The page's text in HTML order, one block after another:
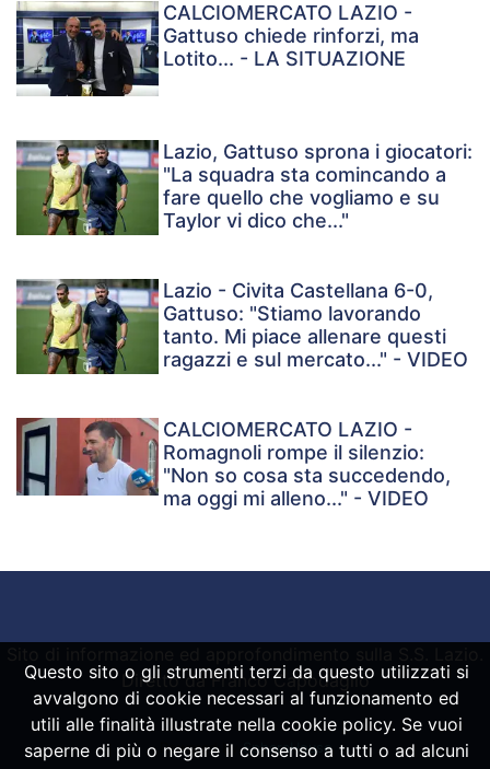
CALCIOMERCATO LAZIO -
Gattuso chiede rinforzi, ma
Lotito... - LA SITUAZIONE
Lazio, Gattuso sprona i giocatori:
"La squadra sta comincando a
fare quello che vogliamo e su
Taylor vi dico che..."
Lazio - Civita Castellana 6-0,
Gattuso: "Stiamo lavorando
tanto. Mi piace allenare questi
ragazzi e sul mercato..." - VIDEO
CALCIOMERCATO LAZIO -
Romagnoli rompe il silenzio:
"Non so cosa sta succedendo,
ma oggi mi alleno..." - VIDEO
Diretto da Franco Capodaglio
Powered bySpheraHouse
Questo sito o gli strumenti terzi da questo utilizzati si
avvalgono di cookie necessari al funzionamento ed
utili alle finalità illustrate nella cookie policy. Se vuoi
saperne di più o negare il consenso a tutti o ad alcuni